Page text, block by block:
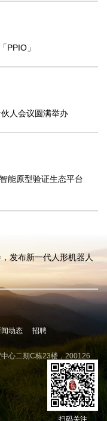
PPIO」
人会议圆满举办
能原型验证生态平台
发布新一代人形机器人
动态 招聘
心二期C栋23楼，200126